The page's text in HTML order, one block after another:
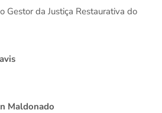
Gestor da Justiça Restaurativa do
Maldonado